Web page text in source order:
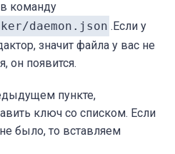
команду
daemon.json .Если у
значит файла у вас не
он появится.
пункте,
ключ со списком. Если
было, то вставляем